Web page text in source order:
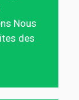
Nous
des